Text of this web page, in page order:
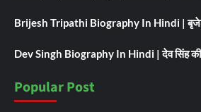
Brijesh Tripathi Biography In Hindi | बृजेश
Dev Singh Biography In Hindi | देव सिंह की
Popular Post